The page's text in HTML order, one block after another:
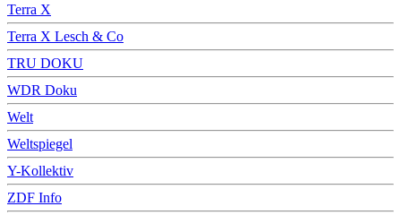
Terra X
Terra X Lesch & Co
TRU DOKU
WDR Doku
Welt
Weltspiegel
Y-Kollektiv
ZDF Info